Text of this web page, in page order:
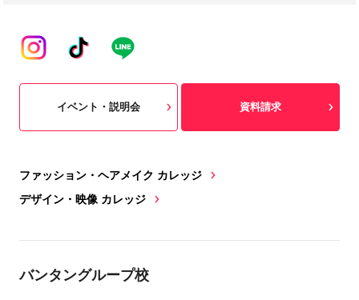
ファッション・ヘアメイク カレッジ
デザイン・映像 カレッジ
イベント・説明会 資料請求
バンタングループ校